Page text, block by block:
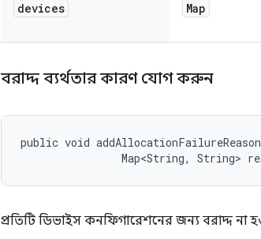
devices Map
বরাদ্দ ব্যর্থতার কারণ যোগ করুন
public void
Map<String, String>
প্রতিটি ডিভাইস কনফিগারেশনের জন্য বরাদ্দ